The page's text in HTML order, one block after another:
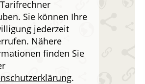
Sie können Ihre
jederzeit
Nähere
finden Sie
.